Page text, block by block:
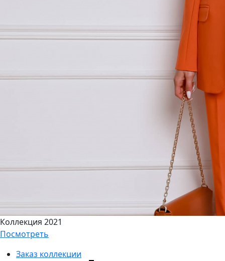
Коллекция 2021
Посмотреть
Заказ коллекции